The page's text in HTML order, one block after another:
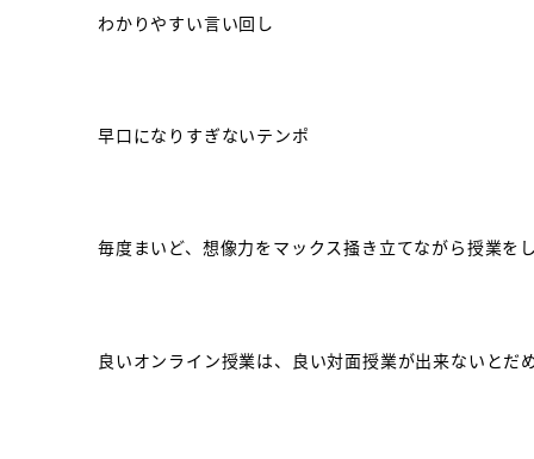
わかりやすい言い回し
早口になりすぎないテンポ
毎度まいど、想像力をマックス掻き立てながら授業を
良いオンライン授業は、良い対面授業が出来ないとだ